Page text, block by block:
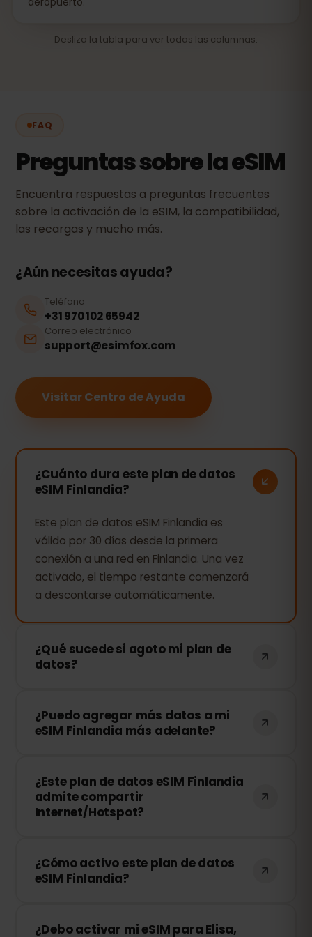
Desliza la tabla para ver todas las columnas.
FAQ
Preguntas sobre la eSIM
Encuentra respuestas a preguntas frecuentes
sobre la activación de la eSIM, la compatibilidad,
las recargas y mucho más.
¿Aún necesitas ayuda?
Teléfono
+31 970 102 65942
Correo electrónico
support@esimfox.com
Visitar Centro de Ayuda
¿Cuánto dura este plan de datos
eSIM Finlandia?
Este plan de datos eSIM Finlandia es
válido por 30 días desde la primera
conexión a una red en Finlandia. Una vez
activado, el tiempo restante comenzará
a descontarse automáticamente.
¿Qué sucede si agoto mi plan de
datos?
conexión se detendrá. Puedes recargar
tu eSIM fácilmente desde tu panel de
¿Puedo agregar más datos a mi
eSIM Finlandia más adelante?
cualquier momento sin necesidad de
reinstalar tu eSIM. Solo accede a tu
cuenta y elige la cantidad de datos
¿Este plan de datos eSIM Finlandia
admite compartir
Internet/Hotspot?
mediante Hotspot con otros
dispositivos. Sin embargo, la velocidad y
¿Cómo activo este plan de datos
eSIM Finlandia?
código QR por correo electrónico. Solo
¿Debo activar mi eSIM para Elisa,